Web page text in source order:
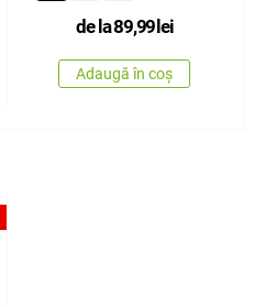
de la89,99lei
Adaugă în coș